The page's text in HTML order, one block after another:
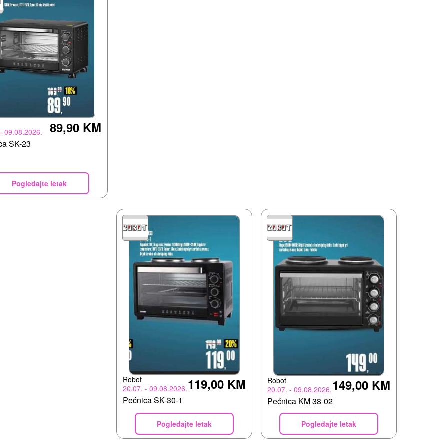
09.08.2026.
89,90 KM
SK-23
Pogledajte letak
Robot
20.07. - 09.08.2026.119,00 KM
Pećnica SK-30-1
Pogledajte letak
Robot
20.07. - 09.08.2026.149,00 KM
Pećnica KM 38-02
Pogledajte letak